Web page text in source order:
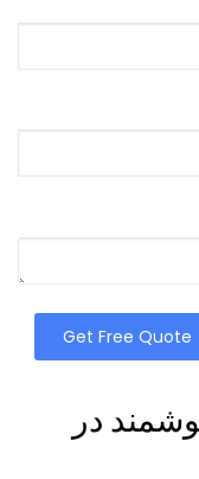
Get Free Quote
در